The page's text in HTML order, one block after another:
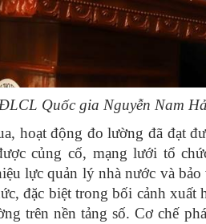
Quốc gia Nguyễn Nam
hoạt động đo lường đã đạt
củng cố, mạng lưới tổ
lực quản lý nhà nước và
đặc biệt trong bối cảnh xuất
trên nền tảng số. Cơ chế